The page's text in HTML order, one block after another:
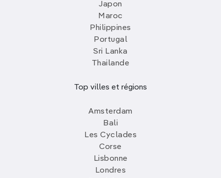
Japon
Maroc
Philippines
Portugal
Sri Lanka
Thailande
Top villes et régions
Amsterdam
Bali
Les Cyclades
Corse
Lisbonne
Londres